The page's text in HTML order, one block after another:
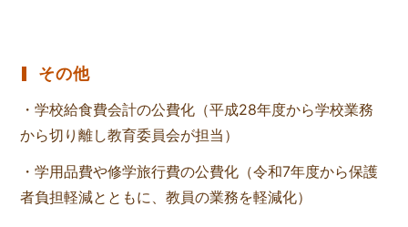
その他
・学校給食費会計の公費化（平成28年度から学校業務
から切り離し教育委員会が担当）
・学用品費や修学旅行費の公費化（令和7年度から保護
者負担軽減とともに、教員の業務を軽減化）